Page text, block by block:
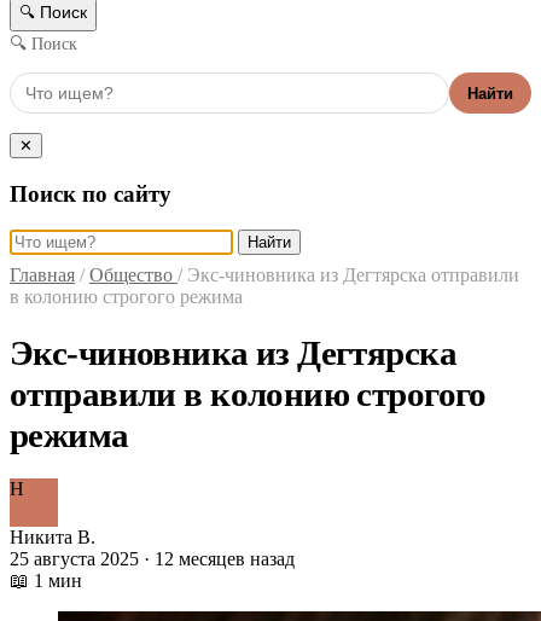
🔍 Поиск
🔍 Поиск
Найти
✕
Поиск по сайту
Найти
Главная / Общество / Экс-чиновника из Дегтярска отправили
в колонию строгого режима
Экс-чиновника из Дегтярска
отправили в колонию строгого
режима
Н
Никита В.
25 августа 2025 · 12 месяцев назад
📖 1 мин